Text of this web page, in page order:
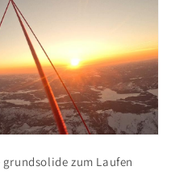
zum Laufen